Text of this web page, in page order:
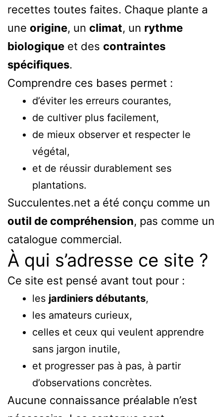
recettes toutes faites. Chaque plante a
une origine, un climat, un rythme
biologique et des contraintes
spécifiques.
Comprendre ces bases permet :
d’éviter les erreurs courantes,
de cultiver plus facilement,
de mieux observer et respecter le
végétal,
et de réussir durablement ses
plantations.
Succulentes.net a été conçu comme un
outil de compréhension, pas comme un
catalogue commercial.
À qui s’adresse ce site ?
Ce site est pensé avant tout pour :
les jardiniers débutants,
les amateurs curieux,
celles et ceux qui veulent apprendre
sans jargon inutile,
et progresser pas à pas, à partir
d’observations concrètes.
Aucune connaissance préalable n’est